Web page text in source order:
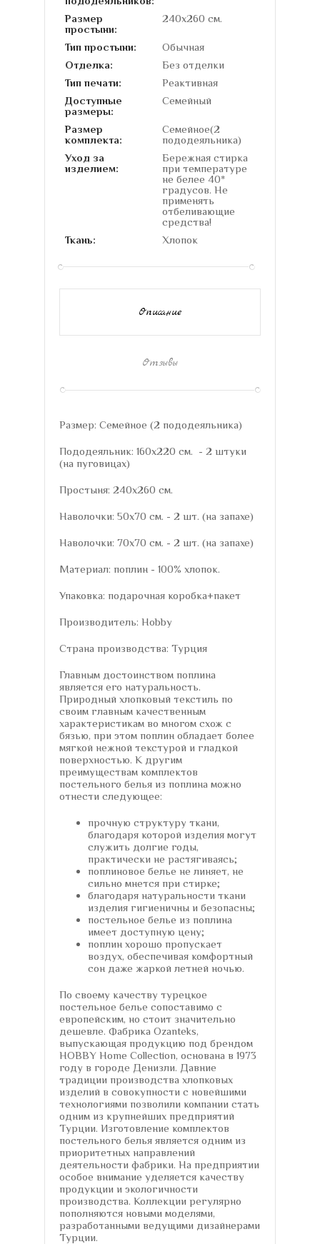
Размер
простыни:
240х260 см.
Тип простыни:
Обычная
Отделка:
Без отделки
Тип печати:
Реактивная
Доступные
размеры:
Семейный
Размер
комплекта:
Семейное(2
пододеяльника)
Уход за
изделием:
Бережная стирка
при температуре
не белее 40*
градусов. Не
применять
отбеливающие
средства!
Ткань:
Хлопок
Описание
Отзывы
Размер: Семейное (2 пододеяльника)
Пододеяльник: 160х220 см. - 2 штуки
(на пуговицах)
Простыня: 240х260 см.
Наволочки: 50х70 см. - 2 шт. (на запахе)
Наволочки: 70х70 см. - 2 шт. (на запахе)
Материал: поплин - 100% хлопок.
Упаковка: подарочная коробка+пакет
Производитель: Hobby
Страна производства: Турция
Главным достоинством поплина
является его натуральность.
Природный хлопковый текстиль по
своим главным качественным
характеристикам во многом схож с
бязью, при этом поплин обладает более
мягкой нежной текстурой и гладкой
поверхностью. К другим
преимуществам комплектов
постельного белья из поплина можно
отнести следующее:
прочную структуру ткани,
благодаря которой изделия могут
служить долгие годы,
практически не растягиваясь;
поплиновое белье не линяет, не
сильно мнется при стирке;
благодаря натуральности ткани
изделия гигиеничны и безопасны;
постельное белье из поплина
имеет доступную цену;
поплин хорошо пропускает
воздух, обеспечивая комфортный
сон даже жаркой летней ночью.
По своему качеству турецкое
постельное белье сопоставимо с
европейским, но стоит значительно
дешевле. Фабрика Ozanteks,
выпускающая продукцию под брендом
HOBBY Home Collection, основана в 1973
году в городе Денизли. Давние
традиции производства хлопковых
изделий в совокупности с новейшими
технологиями позволили компании стать
одним из крупнейших предприятий
Турции. Изготовление комплектов
постельного белья является одним из
приоритетных направлений
деятельности фабрики. На предприятии
особое внимание уделяется качеству
продукции и экологичности
производства. Коллекции регулярно
пополняются новыми моделями,
разработанными ведущими дизайнерами
Турции.